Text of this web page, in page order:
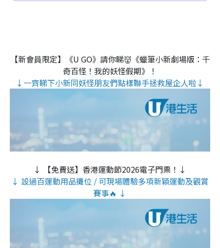
【新會員限定】《U GO》請你睇👹《蠟筆小新劇場版：千
奇百怪！我的妖怪假期》！
↓一齊睇下小新同妖怪朋友們點樣聯手拯救屋企人啦↓
↓ 【免費送】香港運動節2026電子門票！↓
↓ 設過百運動用品攤位 / 可現場體驗多項新穎運動及觀賞
賽事🔥 ↓